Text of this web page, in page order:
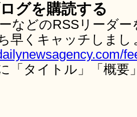
グを購読する
などのRSSリーダ
早くキャッチしま
「タイトル」「概要